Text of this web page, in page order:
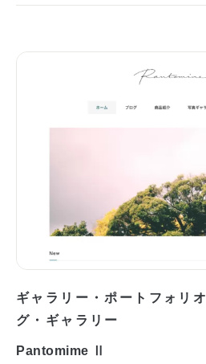
ギャラリー・ポートフォリオ
グ・ギャラリー
Pantomime Ⅱ